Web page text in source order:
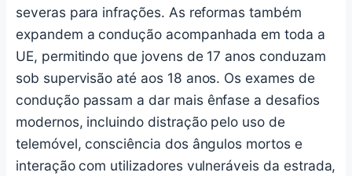
severas para infrações. As reformas também
expandem a condução acompanhada em toda a
UE, permitindo que jovens de 17 anos conduzam
sob supervisão até aos 18 anos. Os exames de
condução passam a dar mais ênfase a desafios
modernos, incluindo distração pelo uso de
telemóvel, consciência dos ângulos mortos e
interação com utilizadores vulneráveis da estrada,